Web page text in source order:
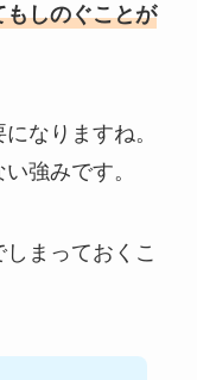
しのぐことが
なりますね。
強みです。
まっておくこ